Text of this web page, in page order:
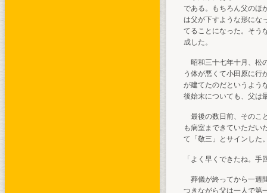
である。もちろん父のほ
は父が下すような形にな
てることになった。そう
成した。
昭和三十七年十月、松
う体が悪くて小田原に行
が建てたのだというよう
後始末についても、父は
最後の数日前、そのこ
も病室まできていただい
て「敬三」とサインした
「よく早くできたね。
葬儀が終ってから一週
つきながら父は一人で第